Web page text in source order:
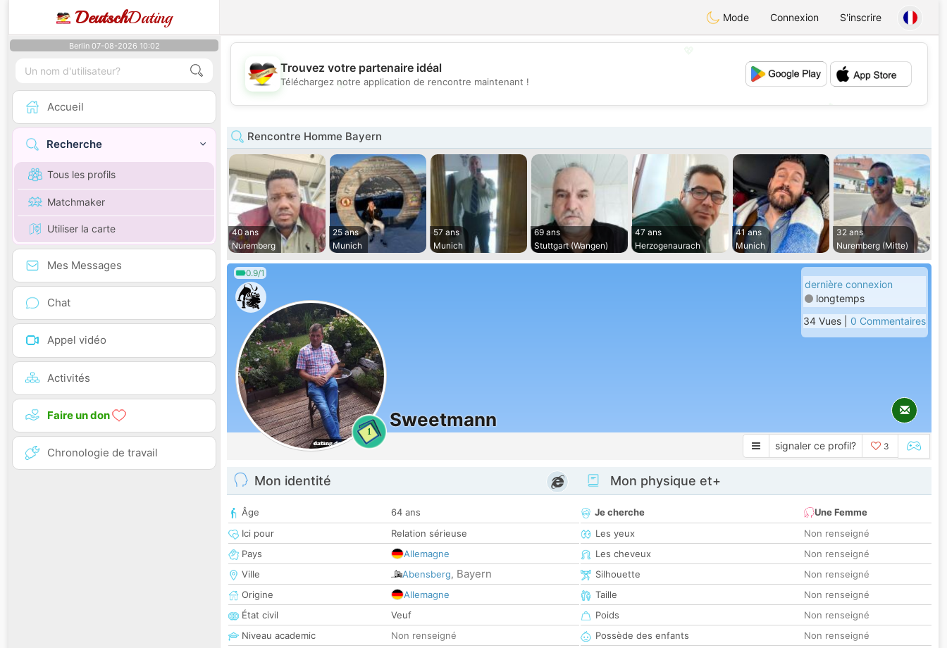
DeutschDating Mode Connexion S'inscrire
Berlin 07-08-2026 10:02
Accueil
Recherche
Tous les profils
Matchmaker
Utiliser la carte
Mes Messages
Chat
Appel vidéo
Activités
Faire un don
Chronologie de travail
💕
Trouvez votre partenaire idéal
Téléchargez notre application de rencontre maintenant !
Rencontre Homme Bayern
40 ans
Nuremberg
25 ans
Munich
57 ans
Munich
69 ans
Stuttgart (Wangen)
47 ans
Herzogenaurach
41 ans
Munich
32 ans
Nuremberg (Mitte)
0.9/1
1
Sweetmann
dernière connexion
longtemps
34 Vues | 0 Commentaires
signaler ce profil? 3
Mon identité
Âge
64 ans
Ici pour
Relation sérieuse
Pays
Allemagne
Ville
Abensberg, Bayern
Origine
Allemagne
État civil
Veuf
Niveau academic
Non renseigné
Mon physique et+
Je cherche
Une Femme
Les yeux
Non renseigné
Les cheveux
Non renseigné
Silhouette
Non renseigné
Taille
Non renseigné
Poids
Non renseigné
Possède des enfants
Non renseigné